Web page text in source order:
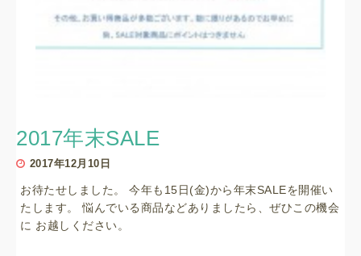
2017年末SALE
2017年12月10日
お待たせしました。 今年も15日(金)から年末SALEを開催い
たします。 悩んでいる商品などありましたら、ぜひこの機会
に お越しください。